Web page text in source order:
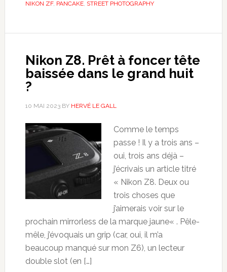
NIKON ZF, PANCAKE, STREET PHOTOGRAPHY
Nikon Z8. Prêt à foncer tête
baissée dans le grand huit
?
10 MAI 2023BY HERVÉ LE GALL
Comme le temps
passe ! Il y a trois ans –
oui, trois ans déjà –
j’écrivais un article titré
« Nikon Z8. Deux ou
trois choses que
j’aimerais voir sur le
prochain mirrorless de la marque jaune« . Pêle-
mêle, j’évoquais un grip (car, oui, il m’a
beaucoup manqué sur mon Z6), un lecteur
double slot (en […]